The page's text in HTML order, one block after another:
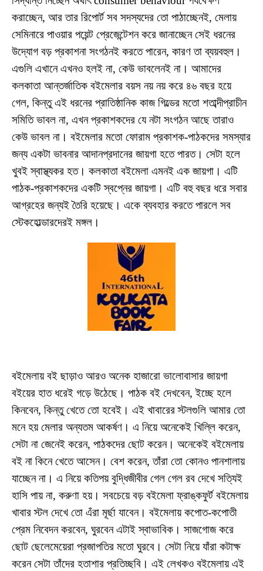
করাচ্ছেন, আর তার রিপোর্ট সব সদস্যদের তো পাঠাচ্ছেনই, মেলায়
সেমিনারে পাওয়ার পয়েন্ট প্রেজেন্টেশন করে জানাচ্ছেন সেই ধরনের
উদ্যোগ বড় প্রকাশনা সংগঠনই করতে পারেন, কারণ তা ব্যয়বহুল।
এগুলি এখানে এখনও হলই না, কেউ ভাবলেনই না। আমাদের
কলকাতা আন্তর্জাতিক ব‌ইমেলার বয়স নয় নয় করে ৪৬ বছর হয়ে
গেল, কিন্তু এই ধরনের প্রাতিষ্ঠানিক কাজ গিল্ডের মতো শতাব্দীপ্রাচীন
সমিতি ভাবল না, এখন প্রকাশকদের যে নটা সংগঠন আছে তারাও
কেউ ভাবল না। ব‌ইমেলার মতো ফোরাম প্রকাশক-পাঠকদের সমস্যার
জন্য একটা ভাবনার আদানপ্রদানের জায়গা হতে পারত। সেটা হলে
খুবই স্বাস্থ্যকর হত। কলকাতা ব‌ইমেলা এমনই এক জায়গা। এটি
পাঠক-প্রকাশকদের একটি স্বপ্নের জায়গা। এটি বহু বছর ধরে সবার
আগ্রহের জন্যই তৈরি হয়েছে। একে ব্যবহার করতে পারলে সব
স্টেকহোল্ডারদেরই মঙ্গল।
ব‌ইমেলায় ব‌ই ছাড়াও আরও অনেক হাজারো ভালোবাসার জায়গা
ব‌ইয়ের হাত ধরেই গড়ে উঠেছে। পাঠক ব‌ই দেখবেন, ইচ্ছে হলে
কিনবেন, কিন্তু খেতে তো হবেই। এই খাবারের স্টলগুলি আমার তো
মনে হয় মেলার অন্যতম আকর্ষণ। এ নিয়ে অনেকেই খিল্লি করেন,
সেটা না জেনেই করেন, পাঠকদের ছোট করেন। অনেকেই ব‌ইমেলায়
ব‌ই না কিনে খেতে আসেন। বেশ করেন, তাঁরা তো কোনও পানশালায়
যাচ্ছেন না। এ নিয়ে কতিপয় বুদ্ধিজীবীর গেল গেল রব দেখে সত্যিই
হাসি পায় না, করুণা হয়। সবচেয়ে বড় ব‌ইমেলা ফ্রাঙ্কফুর্ট ব‌ইমেলায়
খাবার স্টল দেখে তো এঁরা মূর্ছা যাবেন। ব‌ইমেলায় কপোত-কপোতী
প্রেম নিবেদন করবেন, ঘুরবেন এটাই স্বাভাবিক। সাজগোজ করে
ছোট ছেলেমেয়েরা প্রজাপতির মতো ঘুরবে। সেটা নিয়ে যাঁরা কটাক্ষ
করেন সেটা তাঁদের হতাশার প্রতিচ্ছবি। এই লেখকও ব‌ইমেলায় এই